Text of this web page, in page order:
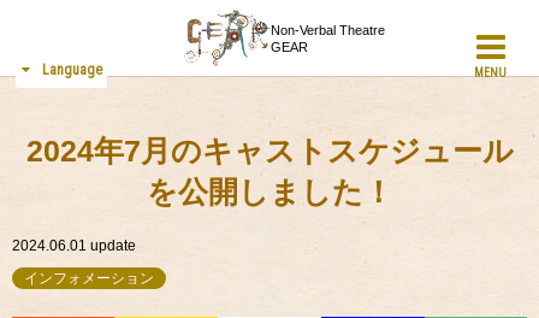
Non-Verbal Theatre
GEAR
MENU
Language
2024年7月のキャストスケジュール
を公開しました！
2024.06.01 update
インフォメーション